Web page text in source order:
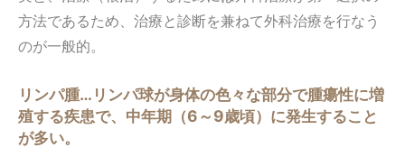
方法であるため、治療と診断を兼ねて外科治療を行なう
のが一般的。
リンパ腫…リンパ球が身体の色々な部分で腫瘍性に増
殖する疾患で、中年期（6～9歳頃）に発生すること
が多い。